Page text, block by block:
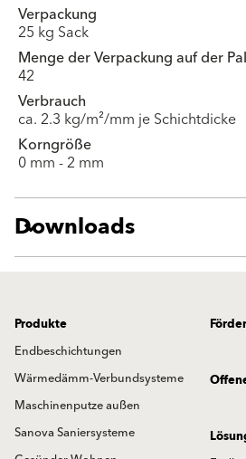
Verpackung
25 kg Sack
Menge der Verpackung auf der
42
Verbrauch
ca. 2.3 kg/m²/mm je Schichtdicke
Korngröße
0 mm - 2 mm
Downloads
Produkte
Endbeschichtungen
Wärmedämm-Verbundsysteme
Maschinenputze außen
Sanova Saniersysteme